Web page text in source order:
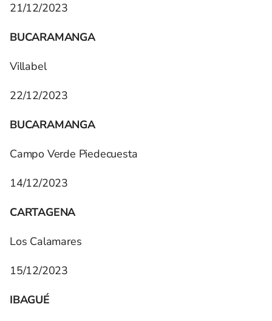
21/12/2023
BUCARAMANGA
Villabel
22/12/2023
BUCARAMANGA
Campo Verde Piedecuesta
14/12/2023
CARTAGENA
Los Calamares
15/12/2023
IBAGUÉ